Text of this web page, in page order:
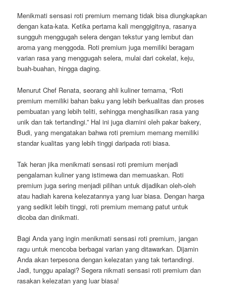
Menikmati sensasi roti premium memang tidak bisa diungkapkan
dengan kata-kata. Ketika pertama kali menggigitnya, rasanya
sungguh menggugah selera dengan tekstur yang lembut dan
aroma yang menggoda. Roti premium juga memiliki beragam
varian rasa yang menggugah selera, mulai dari cokelat, keju,
buah-buahan, hingga daging.
Menurut Chef Renata, seorang ahli kuliner ternama, “Roti
premium memiliki bahan baku yang lebih berkualitas dan proses
pembuatan yang lebih teliti, sehingga menghasilkan rasa yang
unik dan tak tertandingi.” Hal ini juga diamini oleh pakar bakery,
Budi, yang mengatakan bahwa roti premium memang memiliki
standar kualitas yang lebih tinggi daripada roti biasa.
Tak heran jika menikmati sensasi roti premium menjadi
pengalaman kuliner yang istimewa dan memuaskan. Roti
premium juga sering menjadi pilihan untuk dijadikan oleh-oleh
atau hadiah karena kelezatannya yang luar biasa. Dengan harga
yang sedikit lebih tinggi, roti premium memang patut untuk
dicoba dan dinikmati.
Bagi Anda yang ingin menikmati sensasi roti premium, jangan
ragu untuk mencoba berbagai varian yang ditawarkan. Dijamin
Anda akan terpesona dengan kelezatan yang tak tertandingi.
Jadi, tunggu apalagi? Segera nikmati sensasi roti premium dan
rasakan kelezatan yang luar biasa!